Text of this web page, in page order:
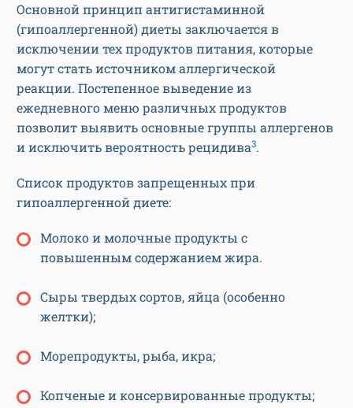
Основной принцип антигистаминной
(гипоаллергенной) диеты заключается в
исключении тех продуктов питания, которые
могут стать источником аллергической
реакции. Постепенное выведение из
ежедневного меню различных продуктов
позволит выявить основные группы аллергенов
и исключить вероятность рецидива3.
Список продуктов запрещенных при
гипоаллергенной диете:
Молоко и молочные продукты с
повышенным содержанием жира.
Сыры твердых сортов, яйца (особенно
желтки);
Морепродукты, рыба, икра;
Копченые и консервированные продукты;